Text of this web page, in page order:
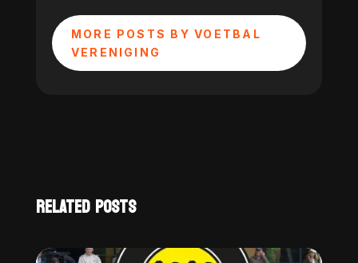
MORE POSTS BY VOETBAL
VERENIGING
RELATED POSTS